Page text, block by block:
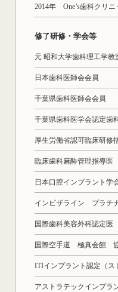
2014年 One’s歯科クリ
修了研修・学会等
元 昭和大学歯科理工学教
日本歯科医師会会員
千葉県歯科医師会会員
千葉県歯科医学会認定歯
厚生労働省認可臨床研修
臨床歯科麻酔管理指導医
日本口腔インプラント
インビザライン プラチ
国際歯科美容外科認定医
国際空手道 極真会館
ITIインプラント認定（ス
アストラテックインプラ